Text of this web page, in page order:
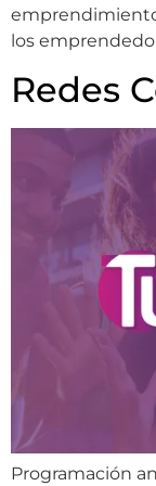
los
Redes
Programación